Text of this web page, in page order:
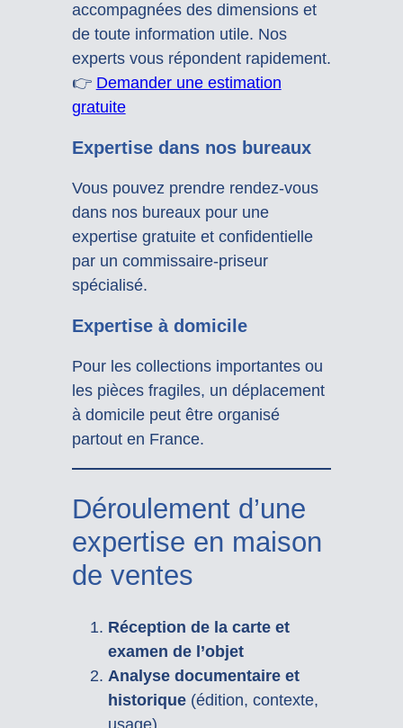
accompagnées des dimensions et
de toute information utile. Nos
experts vous répondent rapidement.
👉 Demander une estimation
gratuite
Expertise dans nos bureaux
Vous pouvez prendre rendez-vous
dans nos bureaux pour une
expertise gratuite et confidentielle
par un commissaire-priseur
spécialisé.
Expertise à domicile
Pour les collections importantes ou
les pièces fragiles, un déplacement
à domicile peut être organisé
partout en France.
Déroulement d’une
expertise en maison
de ventes
Réception de la carte et
examen de l’objet
Analyse documentaire et
historique(édition, contexte,